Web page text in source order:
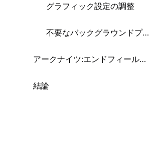
グラフィック設定の調整
不要なバックグラウンドプログラムの終了
アークナイツ:エンドフィールドのラグに関するよくある質問
結論